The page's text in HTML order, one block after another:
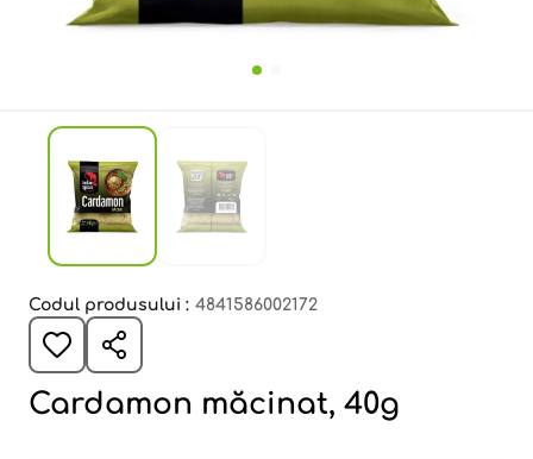
Codul produsului : 4841586002172
Cardamon măcinat, 40g